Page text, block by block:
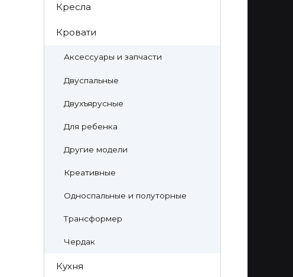
Кресла
Кровати
Аксессуары и запчасти
Двуспальные
Двухъярусные
Для ребенка
Другие модели
Креативные
Односпальные и полуторные
Трансформер
Чердак
Кухня